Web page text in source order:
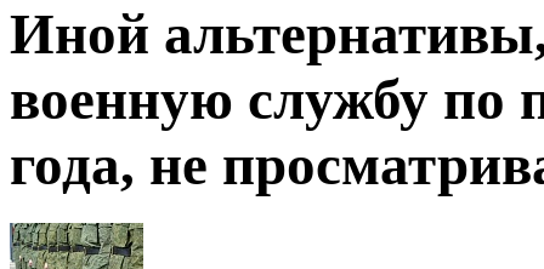
Иной
военную службу по
года, не